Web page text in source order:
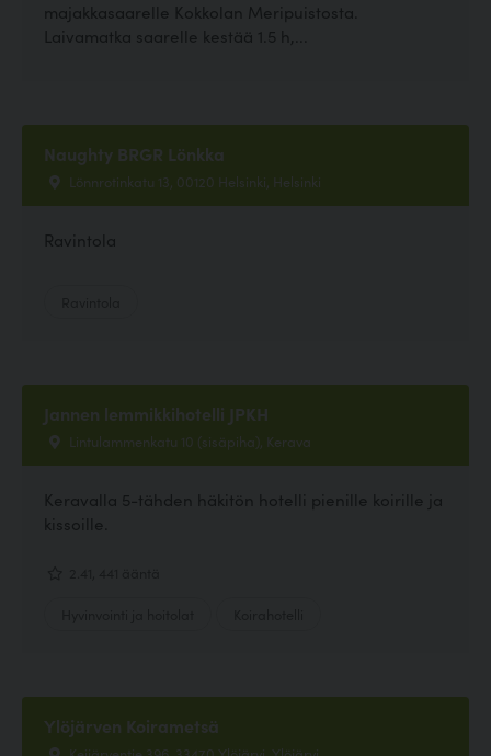
majakkasaarelle Kokkolan Meripuistosta.
Laivamatka saarelle kestää 1.5 h,...
Naughty BRGR Lönkka
Lönnrotinkatu 13, 00120 Helsinki, Helsinki
Ravintola
Jannen lemmikkihotelli JPKH
Lintulammenkatu 10 (sisäpiha), Kerava
Keravalla 5-tähden häkitön hotelli pienille koirille ja
kissoille.
Ylöjärven Koirametsä